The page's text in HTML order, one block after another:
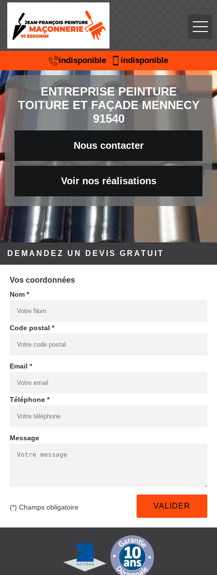
indisponible indisponible
ENTREPRISE PEINTURE
TOITURE ET FAÇADE MENNECY
91540
Nous contacter
Voir nos réalisations
DEMANDEZ UN DEVIS GRATUIT
Vos coordonnées
Nom *
Code postal *
Email *
Téléphone *
Message
(*) Champs obligatoire